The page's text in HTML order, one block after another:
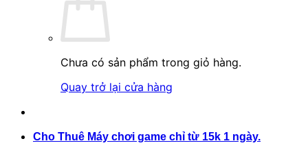
Chưa có sản phẩm trong giỏ hàng.
Quay trở lại cửa hàng
Cho Thuê Máy chơi game chỉ từ 15k 1 ngày.